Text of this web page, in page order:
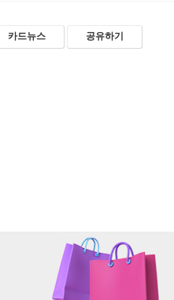
카드뉴스 공유하기